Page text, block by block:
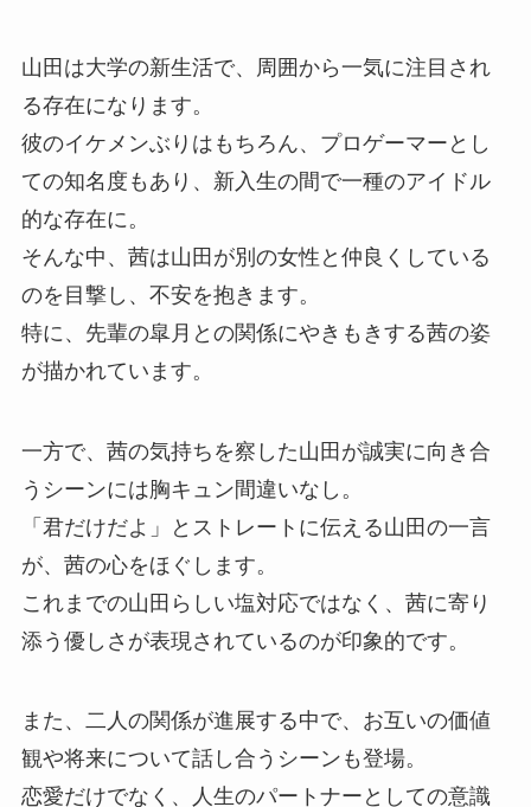
山田は大学の新生活で、周囲から一気に注目され
る存在になります。
彼のイケメンぶりはもちろん、プロゲーマーとし
ての知名度もあり、新入生の間で一種のアイドル
的な存在に。
そんな中、茜は山田が別の女性と仲良くしている
のを目撃し、不安を抱きます。
特に、先輩の皐月との関係にやきもきする茜の姿
が描かれています。
一方で、茜の気持ちを察した山田が誠実に向き合
うシーンには胸キュン間違いなし。
「君だけだよ」とストレートに伝える山田の一言
が、茜の心をほぐします。
これまでの山田らしい塩対応ではなく、茜に寄り
添う優しさが表現されているのが印象的です。
また、二人の関係が進展する中で、お互いの価値
観や将来について話し合うシーンも登場。
恋愛だけでなく、人生のパートナーとしての意識